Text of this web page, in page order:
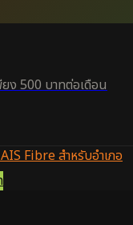
ง 500 บาทต่อเดือน
Fibre สำหรับอำเภอ